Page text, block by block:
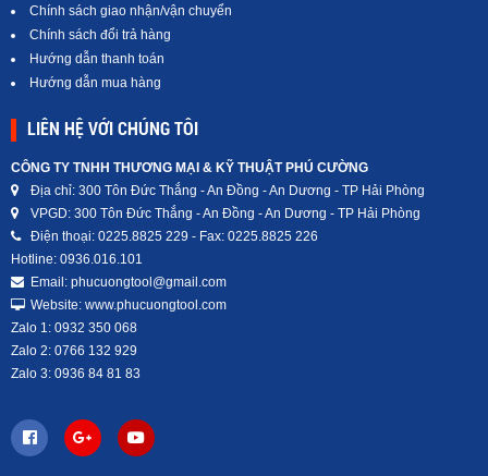
Chính sách giao nhận/vận chuyển
Chính sách đổi trả hàng
Hướng dẫn thanh toán
Hướng dẫn mua hàng
LIÊN HỆ VỚI CHÚNG TÔI
CÔNG TY TNHH THƯƠNG MẠI & KỸ THUẬT PHÚ CƯỜNG
Địa chỉ: 300 Tôn Đức Thắng - An Đồng - An Dương - TP Hải Phòng
VPGD: 300 Tôn Đức Thắng - An Đồng - An Dương - TP Hải Phòng
Điện thoại: 0225.8825 229 - Fax: 0225.8825 226
Hotline: 0936.016.101
Email: phucuongtool@gmail.com
Website: www.phucuongtool.com
Zalo 1: 0932 350 068
Zalo 2: 0766 132 929
Zalo 3: 0936 84 81 83